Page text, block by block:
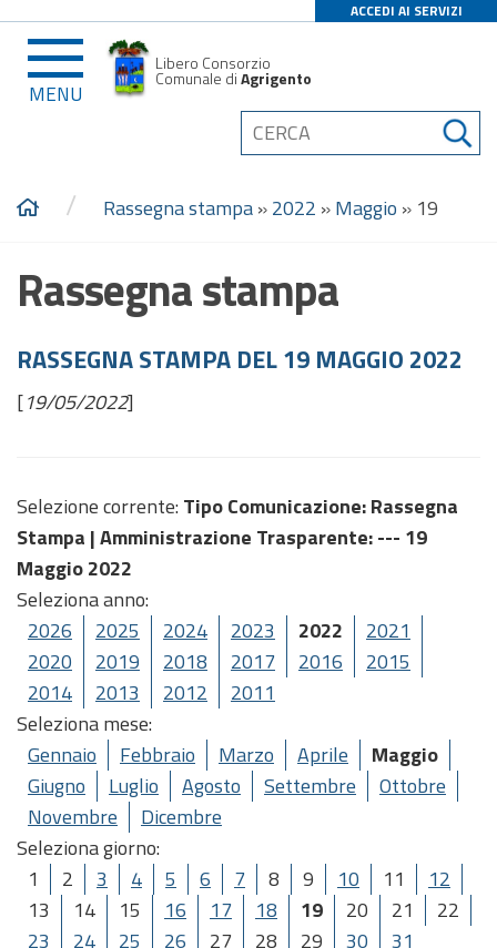
ACCEDI AI SERVIZI
MENU
Libero Consorzio
Comunale diAgrigento
/ Rassegna stampa»2022 »Maggio » 19
Rassegna stampa
RASSEGNA STAMPA DEL 19 MAGGIO 2022
[19/05/2022]
Selezione corrente: Tipo Comunicazione: Rassegna
Stampa |Amministrazione Trasparente: --- 19
Maggio 2022
Seleziona anno:
2026
2025 2024 2023 2022
2021
2020
2019 2018 2017 2016
2015
2014
2013 2012
2011
Seleziona mese:
Gennaio
Febbraio Marzo Aprile
Maggio
Giugno
Luglio Agosto Settembre
Ottobre
Novembre
Dicembre
Seleziona giorno:
1
2 3 4 5 6 7 8 9 10 11
12
13
14 15 16 17 18 19 20 21
22
23
24 25 26 27 28 29 30 31